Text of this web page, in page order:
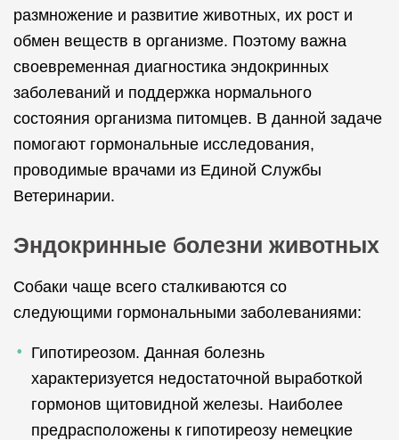
размножение и развитие животных, их рост и
обмен веществ в организме. Поэтому важна
своевременная диагностика эндокринных
заболеваний и поддержка нормального
состояния организма питомцев. В данной задаче
помогают гормональные исследования,
проводимые врачами из Единой Службы
Ветеринарии.
Эндокринные болезни животных
Собаки чаще всего сталкиваются со
следующими гормональными заболеваниями:
Гипотиреозом. Данная болезнь
характеризуется недостаточной выработкой
гормонов щитовидной железы. Наиболее
предрасположены к гипотиреозу немецкие